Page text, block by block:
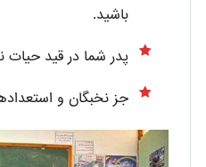
باشید.
پدر شما در قید حیات
جز نخبگان و